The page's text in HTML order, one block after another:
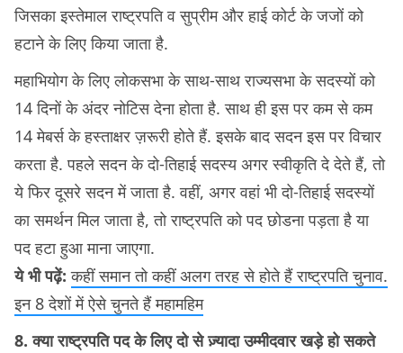
जिसका इस्तेमाल राष्ट्रपति व सुप्रीम और हाई कोर्ट के जजों को
हटाने के लिए किया जाता है.
महाभियोग के लिए लोकसभा के साथ-साथ राज्यसभा के सदस्यों को
14 दिनों के अंदर नोटिस देना होता है. साथ ही इस पर कम से कम
14 मेबर्स के हस्ताक्षर ज़रूरी होते हैं. इसके बाद सदन इस पर विचार
करता है. पहले सदन के दो-तिहाई सदस्य अगर स्वीकृति दे देते हैं, तो
ये फिर दूसरे सदन में जाता है. वहीं, अगर वहां भी दो-तिहाई सदस्यों
का समर्थन मिल जाता है, तो राष्ट्रपति को पद छोडना पड़ता है या
पद हटा हुआ माना जाएगा.
ये भी पढ़ें:कहीं समान तो कहीं अलग तरह से होते हैं राष्ट्रपति चुनाव.
इन 8 देशों में ऐसे चुनते हैं महामहिम
8. क्या राष्ट्रपति पद के लिए दो से ज़्यादा उम्मीदवार खड़े हो सकते